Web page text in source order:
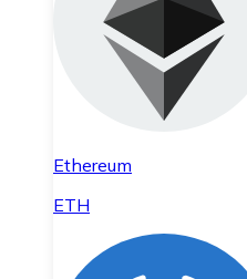
Ethereum
ETH